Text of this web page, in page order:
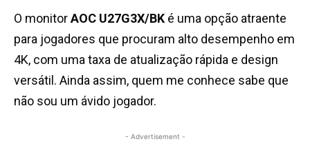
O monitorAOC U27G3X/BK é uma opção atraente
para jogadores que procuram alto desempenho em
4K, com uma taxa de atualização rápida e design
versátil. Ainda assim, quem me conhece sabe que
não sou um ávido jogador.
- Advertisement -